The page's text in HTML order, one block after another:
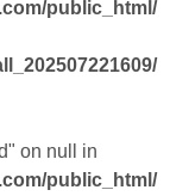
public_html/
on null in
public_html/